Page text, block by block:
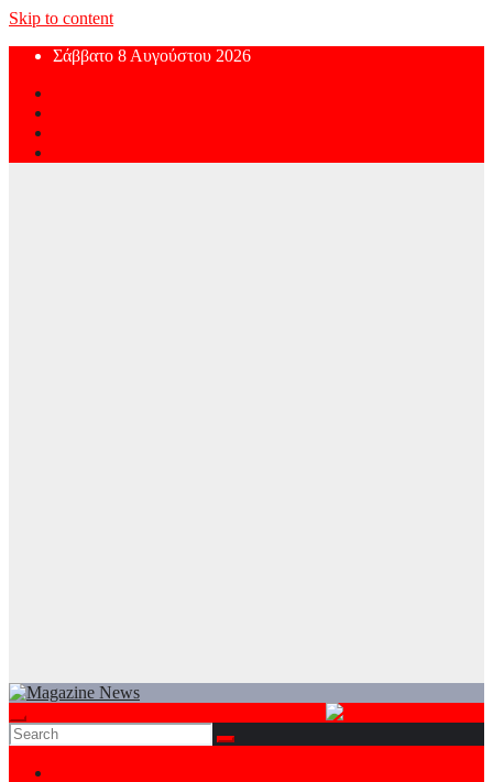
Skip to content
Σάββατο 8 Αυγούστου 2026